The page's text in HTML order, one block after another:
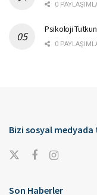
0
Psikoloji
0
Bizi sosyal medyada
Son Haberler